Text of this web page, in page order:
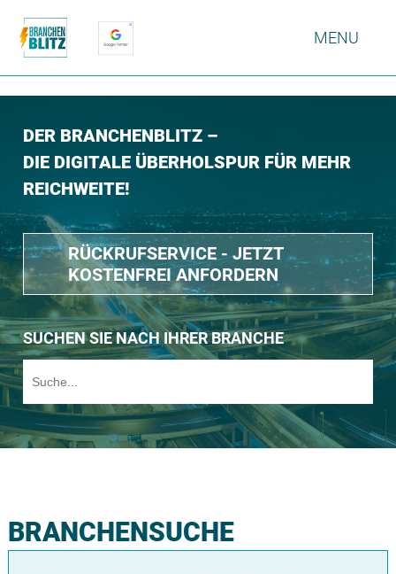
MENU
DER BRANCHENBLITZ –
DIE DIGITALE ÜBERHOLSPUR FÜR MEHR
REICHWEITE!
RÜCKRUFSERVICE - JETZT
KOSTENFREI ANFORDERN
SUCHEN SIE NACH IHRER BRANCHE
BRANCHENSUCHE